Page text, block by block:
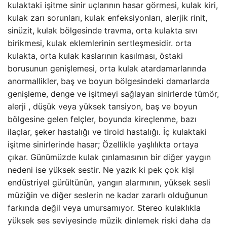
kulaktaki işitme sinir uçlarının hasar görmesi, kulak kiri,
kulak zarı sorunları, kulak enfeksiyonları, alerjik rinit,
sinüzit, kulak bölgesinde travma, orta kulakta sıvı
birikmesi, kulak eklemlerinin sertleşmesidir. orta
kulakta, orta kulak kaslarının kasılması, östaki
borusunun genişlemesi, orta kulak atardamarlarında
anormallikler, baş ve boyun bölgesindeki damarlarda
genişleme, denge ve işitmeyi sağlayan sinirlerde tümör,
alerji , düşük veya yüksek tansiyon, baş ve boyun
bölgesine gelen felçler, boyunda kireçlenme, bazı
ilaçlar, şeker hastalığı ve tiroid hastalığı. İç kulaktaki
işitme sinirlerinde hasar; Özellikle yaşlılıkta ortaya
çıkar. Günümüzde kulak çınlamasının bir diğer yaygın
nedeni ise yüksek sestir. Ne yazık ki pek çok kişi
endüstriyel gürültünün, yangın alarmının, yüksek sesli
müziğin ve diğer seslerin ne kadar zararlı olduğunun
farkında değil veya umursamıyor. Stereo kulaklıkla
yüksek ses seviyesinde müzik dinlemek riski daha da